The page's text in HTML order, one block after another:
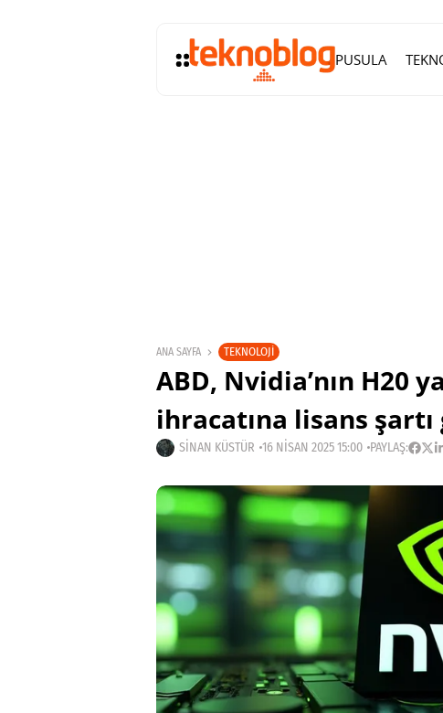
PUSULA
ANA SAYFA TEKNOLOJI
ABD, Nvidia’nın H20
ihracatına lisans
SINAN KÜSTÜR 16 NISAN 2025 15:00 PAYLAŞ: